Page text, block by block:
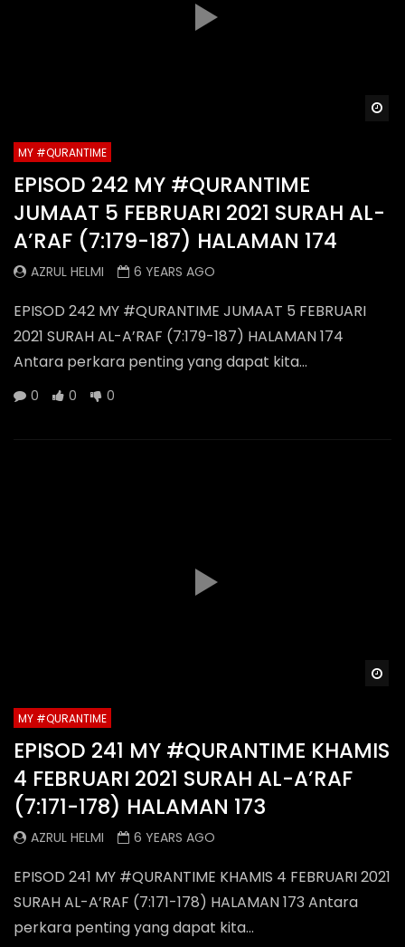
MY #QURANTIME
EPISOD 242 MY #QURANTIME
JUMAAT 5 FEBRUARI 2021 SURAH AL-
A’RAF (7:179-187) HALAMAN 174
AZRUL HELMI 6 YEARS AGO
EPISOD 242 MY #QURANTIME JUMAAT 5 FEBRUARI
2021 SURAH AL-A’RAF (7:179-187) HALAMAN 174
Antara perkara penting yang dapat kita...
0 0 0
MY #QURANTIME
EPISOD 241 MY #QURANTIME KHAMIS
4 FEBRUARI 2021 SURAH AL-A’RAF
(7:171-178) HALAMAN 173
AZRUL HELMI 6 YEARS AGO
EPISOD 241 MY #QURANTIME KHAMIS 4 FEBRUARI 2021
SURAH AL-A’RAF (7:171-178) HALAMAN 173 Antara
perkara penting yang dapat kita...